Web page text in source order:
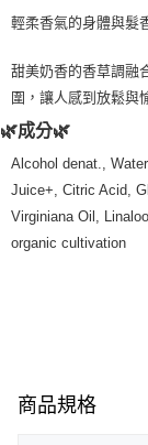
全家取貨付款
全家純取貨 (先付
每筆NT$80，滿
7-11取貨付款
每筆NT$80，滿
7-11純取貨 (先付款
每筆NT$250，滿
輕柔香氣的身體與髮
甜美奶香的香草調融
圍，讓人感到放鬆與
🌿成分🌿
Alcohol denat.,
Juice+, Citric Acid,
Virginiana Oil,
organic cultivation
商品規格